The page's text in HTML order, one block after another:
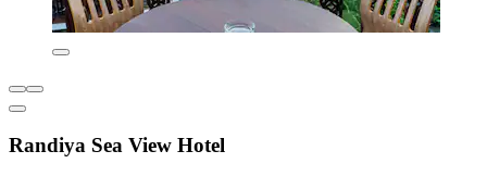
Randiya Sea View Hotel